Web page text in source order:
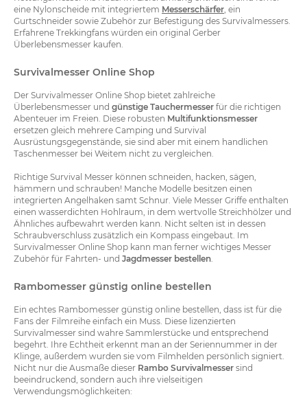
eine Nylonscheide mit integriertem Messerschärfer , ein
Gurtschneider sowie Zubehör zur Befestigung des Survivalmessers.
Erfahrene Trekkingfans würden ein original Gerber
Überlebensmesser kaufen.
Survivalmesser Online Shop
Der Survivalmesser Online Shop bietet zahlreiche
Überlebensmesser und günstige Tauchermesser für die richtigen
Abenteuer im Freien. Diese robusten Multifunktionsmesser
ersetzen gleich mehrere Camping und Survival
Ausrüstungsgegenstände, sie sind aber mit einem handlichen
Taschenmesser bei Weitem nicht zu vergleichen.
Richtige Survival Messer können schneiden, hacken, sägen,
hämmern und schrauben! Manche Modelle besitzen einen
integrierten Angelhaken samt Schnur. Viele Messer Griffe enthalten
einen wasserdichten Hohlraum, in dem wertvolle Streichhölzer und
Ähnliches aufbewahrt werden kann. Nicht selten ist in dessen
Schraubverschluss zusätzlich ein Kompass eingebaut. Im
Survivalmesser Online Shop kann man ferner wichtiges Messer
Zubehör für Fahrten- und Jagdmesser bestellen
Rambomesser günstig online bestellen
Ein echtes Rambomesser günstig online bestellen, dass ist für die
Fans der Filmreihe einfach ein Muss. Diese lizenzierten
Survivalmesser sind wahre Sammlerstücke und entsprechend
begehrt. Ihre Echtheit erkennt man an der Seriennummer in der
Klinge, außerdem wurden sie vom Filmhelden persönlich signiert.
Nicht nur die Ausmaße dieser Rambo Survivalmesser sind
beeindruckend, sondern auch ihre vielseitigen
Verwendungsmöglichkeiten: